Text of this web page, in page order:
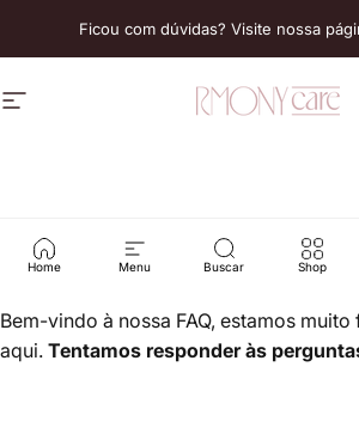
Ficou com dúvidas? Visite nossa
Navegação no site RmonyCare
Home Menu Buscar Shop
FAQ's - Rmony
Bem-vindo à nossa FAQ, estamos
aqui. Tentamos responder às